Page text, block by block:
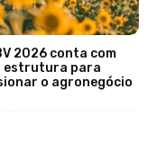
2026 conta com
estrutura para
o agronegócio